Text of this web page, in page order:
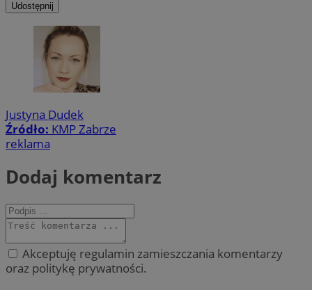
Udostępnij
Justyna Dudek
Źródło: KMP Zabrze
reklama
Dodaj komentarz
Akceptuję regulamin zamieszczania komentarzy
oraz politykę prywatności.